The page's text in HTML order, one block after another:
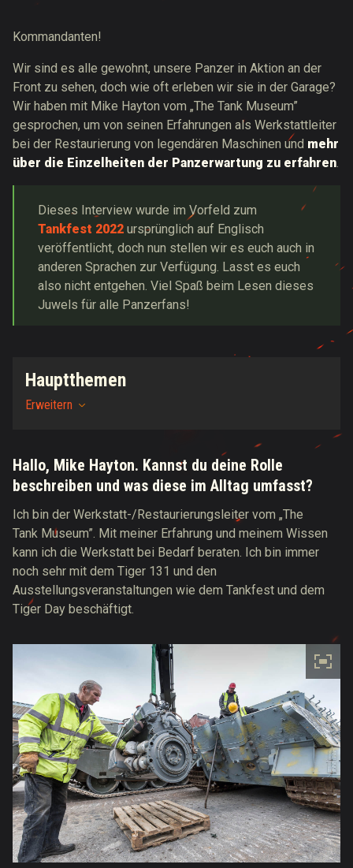
Kommandanten!
Wir sind es alle gewohnt, unsere Panzer in Aktion an der
Front zu sehen, doch wie oft erleben wir sie in der Garage?
Wir haben mit Mike Hayton vom „The Tank Museum”
gesprochen, um von seinen Erfahrungen als Werkstattleiter
bei der Restaurierung von legendären Maschinen und mehr
über die Einzelheiten der Panzerwartung zu erfahren.
Dieses Interview wurde im Vorfeld zum
Tankfest 2022 ursprünglich auf Englisch
veröffentlicht, doch nun stellen wir es euch auch in
anderen Sprachen zur Verfügung. Lasst es euch
also nicht entgehen. Viel Spaß beim Lesen dieses
Juwels für alle Panzerfans!
Hauptthemen
Erweitern
Hallo, Mike Hayton. Kannst du deine Rolle
beschreiben und was diese im Alltag umfasst?
Ich bin der Werkstatt-/Restaurierungsleiter vom „The
Tank Museum”. Mit meiner Erfahrung und meinem Wissen
kann ich die Werkstatt bei Bedarf beraten. Ich bin immer
noch sehr mit dem Tiger 131 und den
Ausstellungsveranstaltungen wie dem Tankfest und dem
Tiger Day beschäftigt.